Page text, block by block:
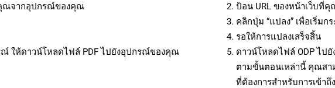
ณจากอุปกรณ์ของคุณ
ณ์ ให้ดาวน์โหลดไฟล์ PDF ไปยังอุปกรณ์ของคุณ
ป้อน URL ของหน้าเว็บที่
คลิกปุ่ม “แปลง” เพื่อเริ่มก
รอให้การแปลงเสร็จสิ้น
ดาวน์โหลดไฟล์ ODP ไป
ตามขั้นตอนเหล่านี้ คุณสา
ที่ต้องการสำหรับการเข้า